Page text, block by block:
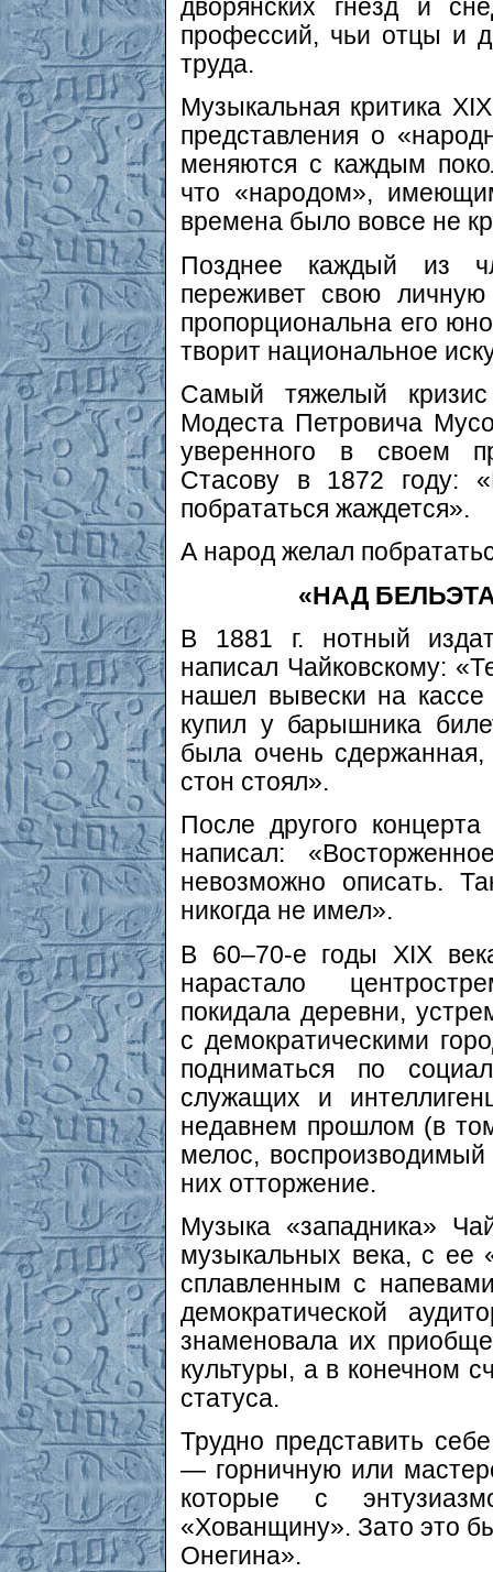
дворянских гнезд и
профессий, чьи отцы и
труда.
Музыкальная критика
представления о
меняются с каждым
что «народом»,
времена было вовсе не
Позднее каждый из
переживет свою
пропорциональна его
творит национальное
Самый тяжелый
Модеста Петровича
уверенного в своем
Стасову в 1872 году:
побрататься жаждется».
А народ желал
«НАД
В 1881 г. нотный
написал Чайковскому:
нашел вывески на
купил у барышника
была очень
стон стоял».
После другого
написал:
невозможно описать.
никогда не имел».
В 60–70-е годы XIX
нарастало
покидала деревни,
с демократическими
подниматься по
служащих и
недавнем прошлом (в
мелос,
них отторжение.
Музыка «западника»
музыкальных века, с ее
сплавленным с
демократической
знаменовала их
культуры, а в конечном
статуса.
Трудно представить
— горничную или
которые с
«Хованщину». Зато это
Онегина».